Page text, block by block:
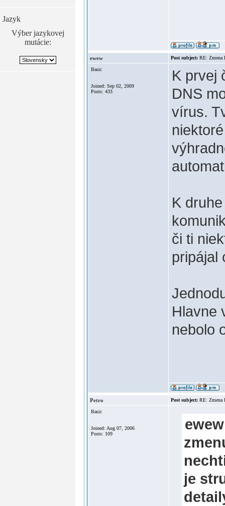
Jazyk
Výber jazykovej
mutácie:
ewew Post subject: RE: Zmena
Basic
Joined: Sep 02, 2009
Posts: 433
K prvej
DNS
vírus.
K
či ti
pripájal
Hlavne
nebolo
Petro Post subject: RE: Zmena
Basic
Joined: Aug 07, 2006
Posts: 109
je